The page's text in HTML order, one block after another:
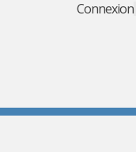
Connexion